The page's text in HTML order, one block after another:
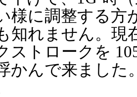
様に調整する方
知れません。現
ストロークを
かんで来ました